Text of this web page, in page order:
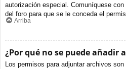
autorización especial. Comuníquese
del foro para que se le conceda el
Arriba
¿Por qué no se puede añadir
Los permisos para adjuntar archivos